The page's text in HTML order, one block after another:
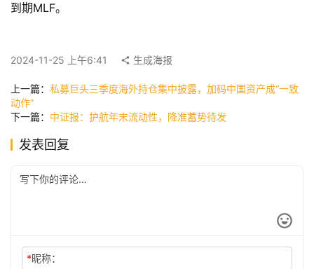
首
快
讯
司
尚
到期MLF。
2024-11-25 上午6:41 生成海报
上一篇： 私募巨头三季度海外持仓集中披露，加码中国资产成“一致
动作”
下一篇： 中证报：护航年末流动性，降准蓄势待发
发表回复
*昵称：